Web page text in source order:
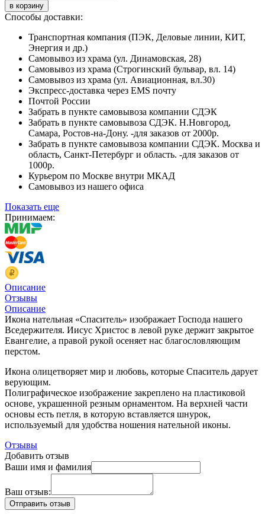
в корзину
Способы доставки:
Транспортная компания (ПЭК, Деловые линии, КИТ,
Энергия и др.)
Самовывоз из храма (ул. Динамовская, 28)
Самовывоз из храма (Строгинский бульвар, вл. 14)
Самовывоз из храма (ул. Авиационная, вл.30)
Экспресс-доставка через EMS почту
Почтой России
Забрать в пункте самовывоза компании СДЭК
Забрать в пункте самовывоза СДЭК. Н.Новгород,
Самара, Ростов-на-Дону. -для заказов от 2000р.
Забрать в пункте самовывоза компании СДЭК. Москва и
область, Санкт-Петербург и область. -для заказов от
1000р.
Курьером по Москве внутри МКАД
Самовывоз из нашего офиса
Показать еще
Принимаем:
Описание
Отзывы
Описание
Икона нательная «Спаситель» изображает Господа нашего
Вседержителя. Иисус Христос в левой руке держит закрытое
Евангелие, а правой рукой осеняет нас благословляющим
перстом.
Икона олицетворяет мир и любовь, которые Спаситель дарует
верующим.
Полиграфическое изображение закреплено на пластиковой
основе, украшенной резным орнаментом. На верхней части
основы есть петля, в которую вставляется шнурок,
используемый для удобства ношения нательной иконы.
Отзывы
Добавить отзыв
Ваши имя и фамилия
Ваш отзыв: